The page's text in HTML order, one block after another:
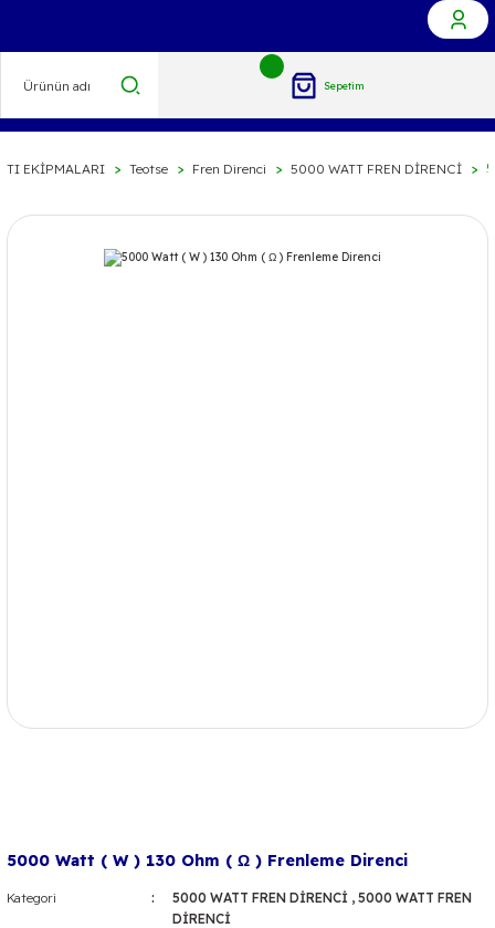
Sepetim
EKİPMALARI Teotse Fren Direnci 5000 WATT FREN DİRENCİ
5000 Watt ( W ) 130 Ohm ( Ω ) Frenleme Direnci
Kategori 5000 WATT FREN DİRENCİ , 5000 WATT FREN
DİRENCİ